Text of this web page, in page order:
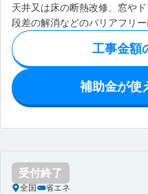
天井又は床の断熱改修、窓や
段差の解消などのバリアフリ
工事金額
補助金が使
受付終了
全国 省エネ